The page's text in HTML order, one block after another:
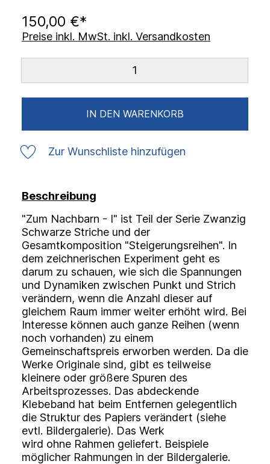
150,00 €*
Preise inkl. MwSt. inkl. Versandkosten
IN DEN WARENKORB
Zur Wunschliste hinzufügen
Beschreibung
"Zum Nachbarn - I" ist Teil der Serie Zwanzig
Schwarze Striche und der
Gesamtkomposition "Steigerungsreihen". In
dem zeichnerischen Experiment geht es
darum zu schauen, wie sich die Spannungen
und Dynamiken zwischen Punkt und Strich
verändern, wenn die Anzahl dieser auf
gleichem Raum immer weiter erhöht wird. Bei
Interesse können auch ganze Reihen (wenn
noch vorhanden) zu einem
Gemeinschaftspreis erworben werden. Da die
Werke Originale sind, gibt es teilweise
kleinere oder größere Spuren des
Arbeitsprozesses. Das abdeckende
Klebeband hat beim Entfernen gelegentlich
die Struktur des Papiers verändert (siehe
evtl. Bildergalerie). Das Werk
wird ohne Rahmen geliefert. Beispiele
möglicher Rahmungen in der Bildergalerie.